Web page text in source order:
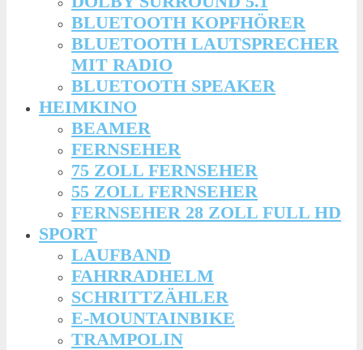
BLUETOOTH KOPFHÖRER
BLUETOOTH LAUTSPRECHER
MIT RADIO
BLUETOOTH SPEAKER
HEIMKINO
BEAMER
FERNSEHER
75 ZOLL FERNSEHER
55 ZOLL FERNSEHER
FERNSEHER 28 ZOLL FULL HD
SPORT
LAUFBAND
FAHRRADHELM
SCHRITTZÄHLER
E-MOUNTAINBIKE
TRAMPOLIN